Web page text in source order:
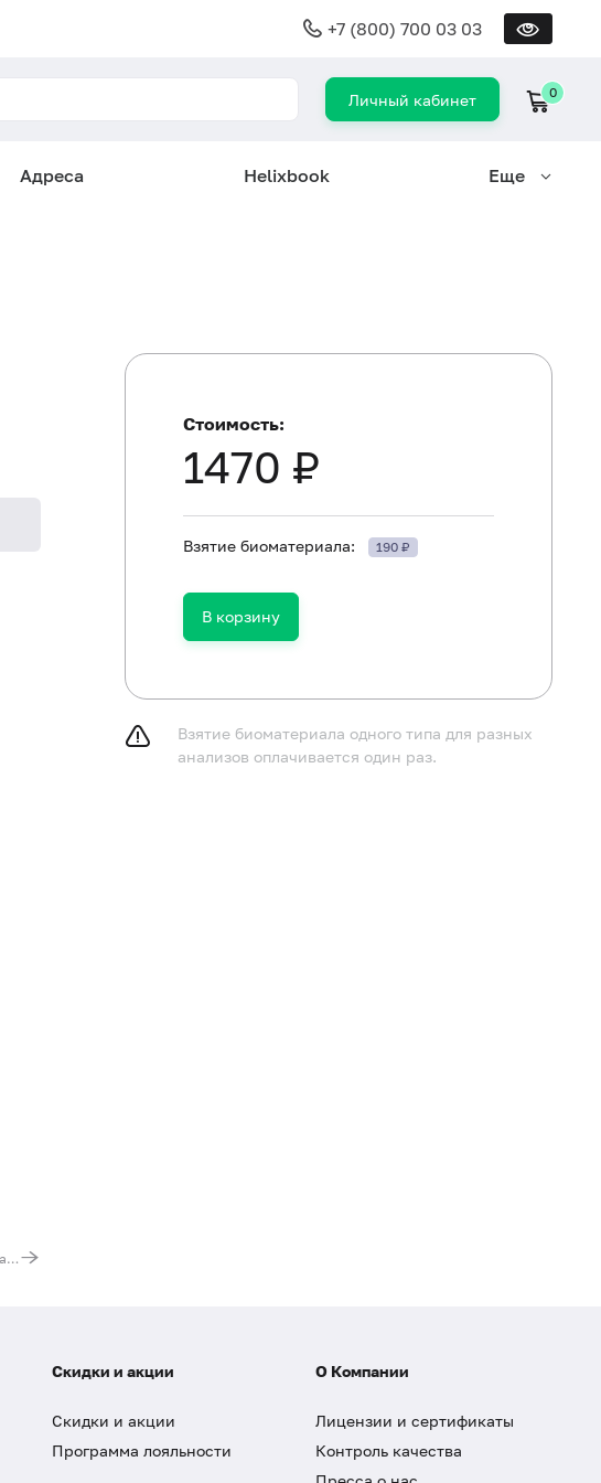
+7 (800) 700 03 03
Личный кабинет 0
Адреса Helixbook Еще
Аллерген f333 - семена льна, IgE (ImmunoCAP)
Не курить в течение 30 минут до исследования.
Стоимость:
1470 ₽
Взятие биоматериала: 190 ₽
В корзину
Взятие биоматериала одного типа для разных
анализов оплачивается один раз.
Скидки и акции
Скидки и акции
Программа лояльности
О Компании
Лицензии и сертификаты
Контроль качества